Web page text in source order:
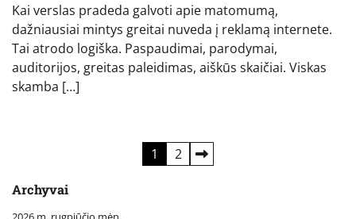
Kai verslas pradeda galvoti apie matomumą,
dažniausiai mintys greitai nuveda į reklamą internete.
Tai atrodo logiška. Paspaudimai, parodymai,
auditorijos, greitas paleidimas, aiškūs skaičiai. Viskas
skamba […]
puslapiavimas
1 2
Archyvai